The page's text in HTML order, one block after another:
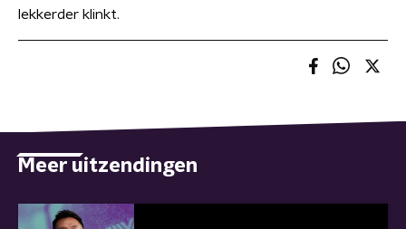
lekkerder klinkt.
Meer uitzendingen